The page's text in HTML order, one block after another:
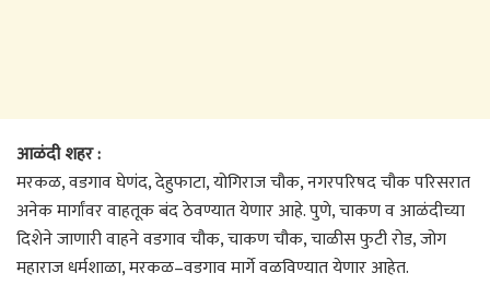
आळंदी शहर :
मरकळ, वडगाव घेणंद, देहुफाटा, योगिराज चौक, नगरपरिषद चौक परिसरात
अनेक मार्गांवर वाहतूक बंद ठेवण्यात येणार आहे. पुणे, चाकण व आळंदीच्या
दिशेने जाणारी वाहने वडगाव चौक, चाकण चौक, चाळीस फुटी रोड, जोग
महाराज धर्मशाळा, मरकळ–वडगाव मार्गे वळविण्यात येणार आहेत.